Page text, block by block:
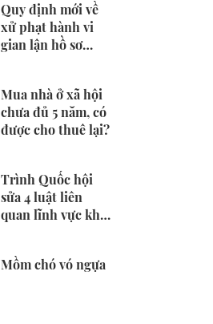
Quy định mới về
xử phạt hành vi
gian lận hồ sơ
Mua nhà ở xã hội
chưa đủ 5 năm, có
được cho thuê lại?
Trình Quốc hội
sửa 4 luật liên
quan lĩnh vực khoa
Mồm chó vó ngựa